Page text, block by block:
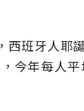
班牙人耶
今年每人